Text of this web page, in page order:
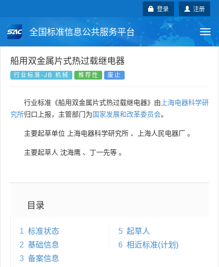
注册
登录
全国标准信息公共服务平台
国家标准 行业标准
国外标准 技术委员会
船用双金属片式热过载继电器
行业标准-JB 机械 推荐性 废止
行业标准《船用双金属片式热过载继电器》由 上海电器科学研
究所归口上报，主管部门为国家发展和改革委员会。
主要起草单位 上海电器科学研究所 、 上海人民电器厂 。
主要起草人 沈海鹰 、 丁一先等 。
目录
1 标准状态
2 基础信息
3 备案信息
5 起草人
6 相近标准(计划)